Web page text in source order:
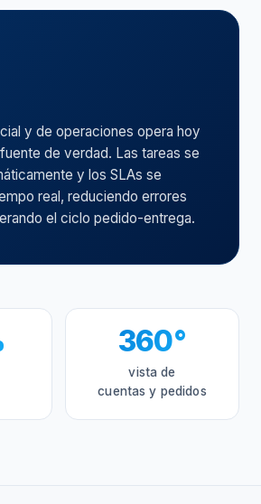
y de operaciones opera hoy
de verdad. Las tareas se
y los SLAs se
real, reduciendo errores
el ciclo pedido-entrega.
360°
vista de
cuentas y pedidos